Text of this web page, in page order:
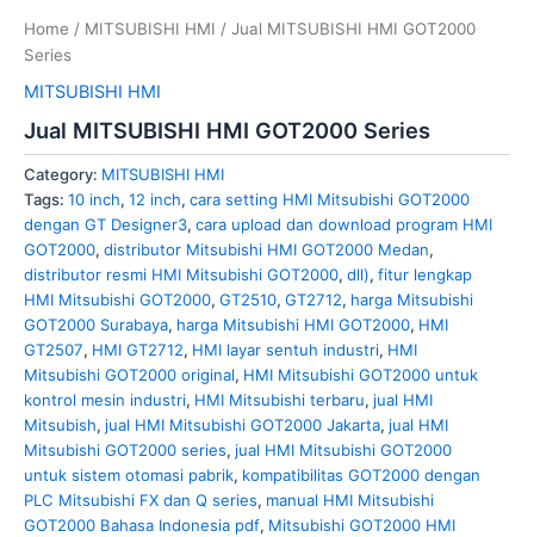
Home / MITSUBISHI HMI / Jual MITSUBISHI HMI GOT2000
Series
MITSUBISHI HMI
Jual MITSUBISHI HMI GOT2000 Series
Category: MITSUBISHI HMI
Tags: 10 inch, 12 inch, cara setting HMI Mitsubishi GOT2000
dengan GT Designer3, cara upload dan download program HMI
GOT2000, distributor Mitsubishi HMI GOT2000 Medan,
distributor resmi HMI Mitsubishi GOT2000, dll), fitur lengkap
HMI Mitsubishi GOT2000, GT2510, GT2712, harga Mitsubishi
GOT2000 Surabaya, harga Mitsubishi HMI GOT2000, HMI
GT2507, HMI GT2712, HMI layar sentuh industri, HMI
Mitsubishi GOT2000 original, HMI Mitsubishi GOT2000 untuk
kontrol mesin industri, HMI Mitsubishi terbaru, jual HMI
Mitsubish, jual HMI Mitsubishi GOT2000 Jakarta, jual HMI
Mitsubishi GOT2000 series, jual HMI Mitsubishi GOT2000
untuk sistem otomasi pabrik, kompatibilitas GOT2000 dengan
PLC Mitsubishi FX dan Q series, manual HMI Mitsubishi
GOT2000 Bahasa Indonesia pdf, Mitsubishi GOT2000 HMI